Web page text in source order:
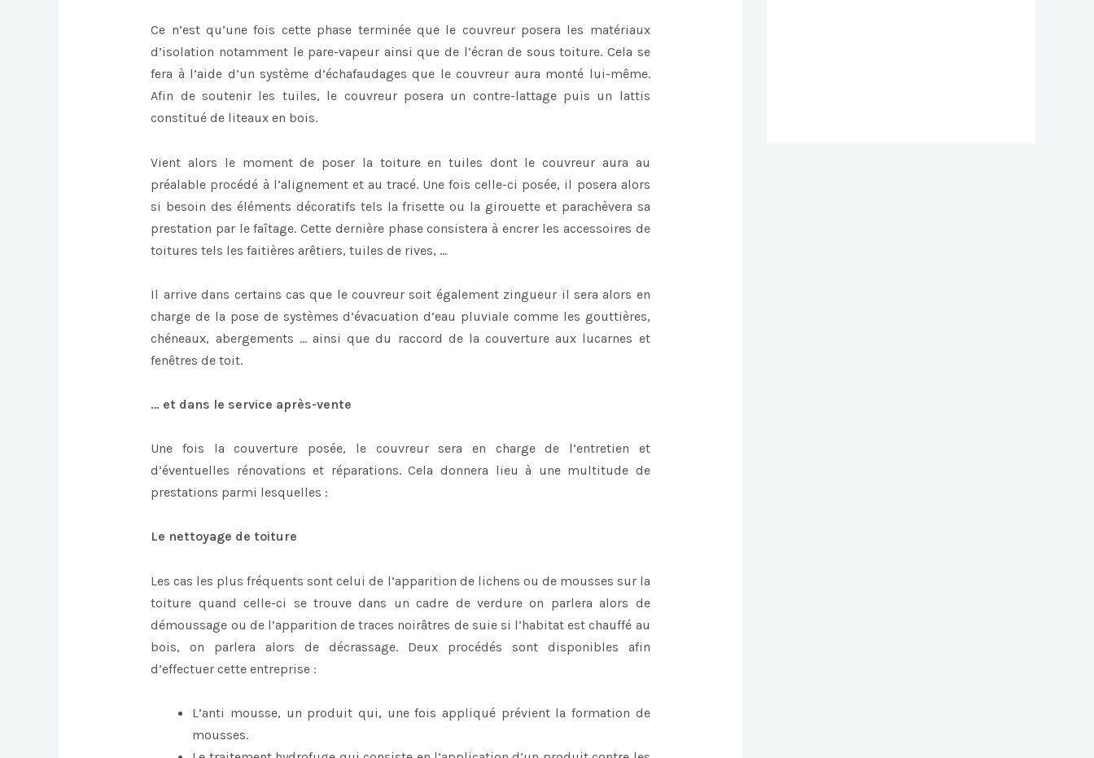
Ce n’est qu’une fois cette phase terminée que le couvreur posera les matériaux
d’isolation notamment le pare-vapeur ainsi que de l’écran de sous toiture. Cela se
fera à l’aide d’un système d’échafaudages que le couvreur aura monté lui-même.
Afin de soutenir les tuiles, le couvreur posera un contre-lattage puis un lattis
constitué de liteaux en bois.
Vient alors le moment de poser la toiture en tuiles dont le couvreur aura au
préalable procédé à l’alignement et au tracé. Une fois celle-ci posée, il posera alors
si besoin des éléments décoratifs tels la frisette ou la girouette et parachèvera sa
prestation par le faîtage. Cette dernière phase consistera à encrer les accessoires de
toitures tels les faitières arêtiers, tuiles de rives, …
Il arrive dans certains cas que le couvreur soit également zingueur il sera alors en
charge de la pose de systèmes d’évacuation d’eau pluviale comme les gouttières,
chéneaux, abergements … ainsi que du raccord de la couverture aux lucarnes et
fenêtres de toit.
… et dans le service après-vente
Une fois la couverture posée, le couvreur sera en charge de l’entretien et
d’éventuelles rénovations et réparations. Cela donnera lieu à une multitude de
prestations parmi lesquelles :
Le nettoyage de toiture
Les cas les plus fréquents sont celui de l’apparition de lichens ou de mousses sur la
toiture quand celle-ci se trouve dans un cadre de verdure on parlera alors de
démoussage ou de l’apparition de traces noirâtres de suie si l’habitat est chauffé au
bois, on parlera alors de décrassage. Deux procédés sont disponibles afin
d’effectuer cette entreprise :
L’anti mousse, un produit qui, une fois appliqué prévient la formation de
mousses.